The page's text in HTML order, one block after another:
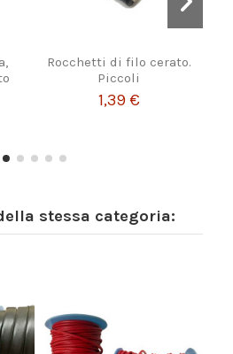
Rocchetti di filo cerato.
Piccoli
1,39 €
stessa categoria: